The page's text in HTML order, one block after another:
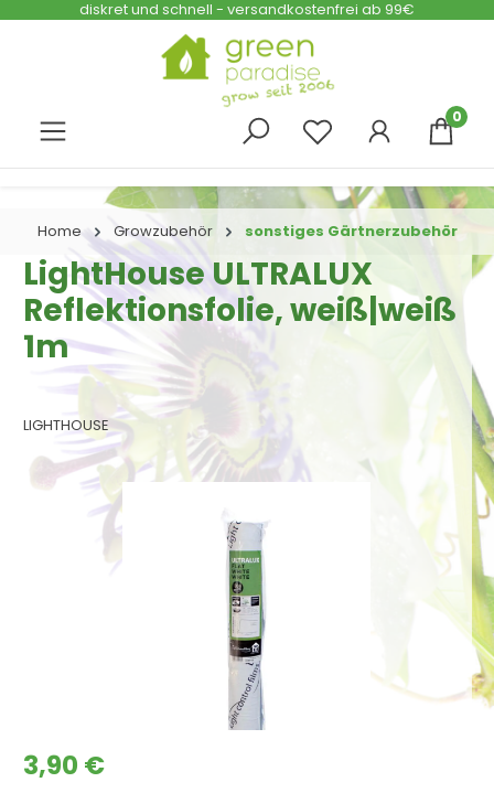
Zum Hauptinhalt springen
diskret und schnell - versandkostenfrei ab 99€
0
Home Growzubehör sonstiges Gärtnerzubehör
LightHouse ULTRALUX
Reflektionsfolie, weiß|weiß
1m
LIGHTHOUSE
Bildergalerie überspringen
Regulärer Preis:
3,90 €